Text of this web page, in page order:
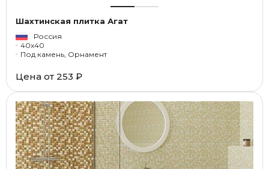
Шахтинская плитка Агат
Россия
40x40
Под камень, Орнамент
Цена от 253 ₽